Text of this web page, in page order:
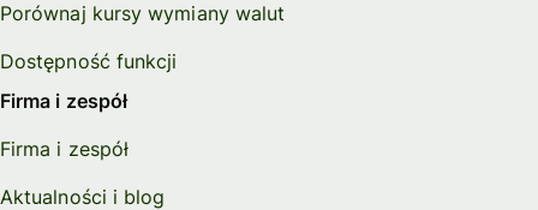
Porównaj kursy wymiany walut
Dostępność funkcji
Firma i zespół
Firma i zespół
Aktualności i blog